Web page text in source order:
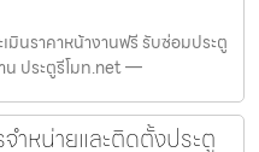
มินราคาหน้างานฟรี รับซ่อมประตู
น ประตูรีโมท.net —
ำหน่ายและติดตั้งประตู